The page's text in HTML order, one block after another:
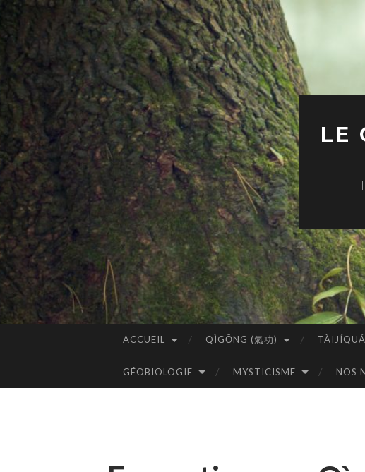
LE
PRINCIPAL
ACCUEIL QÌGŌNG (氣功)
GÉOBIOLOGIE MYSTICISME NOS